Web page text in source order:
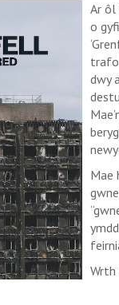
Ar ôl
o
dwy
Mae
Wrth